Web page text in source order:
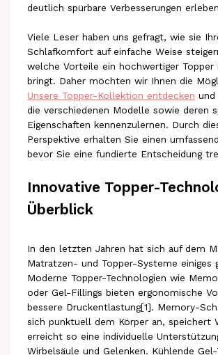
deutlich spürbare Verbesserungen
Viele Leser haben uns gefragt, wie sie
Schlafkomfort auf einfache Weise
welche Vorteile ein hochwertiger Topper
bringt. Daher möchten wir Ihnen die
Unsere Topper-Kollektion entdecken und
die verschiedenen Modelle sowie deren
Eigenschaften kennenzulernen. Durch
Perspektive erhalten Sie einen
bevor Sie eine fundierte Entscheidung
Innovative Topper-
Überblick
In den letzten Jahren hat sich auf dem
Matratzen- und Topper-Systeme einiges
Moderne Topper-Technologien wie
oder Gel-Fillings bieten ergonomische
bessere Druckentlastung[1]. Memory-
sich punktuell dem Körper an, speichert
erreicht so eine individuelle
Wirbelsäule und Gelenken. Kühlende